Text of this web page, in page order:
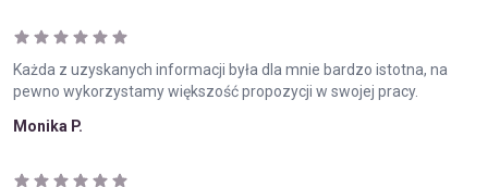
Każda z uzyskanych informacji była dla mnie bardzo istotna, na
pewno wykorzystamy większość propozycji w swojej pracy.
Monika P.